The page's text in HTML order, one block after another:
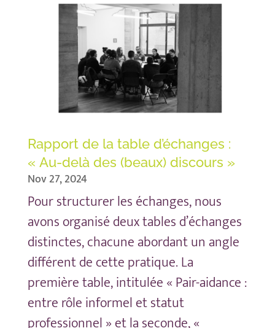
Rapport de la table d’échanges :
« Au-delà des (beaux) discours »
Nov 27, 2024
Pour structurer les échanges, nous
avons organisé deux tables d’échanges
distinctes, chacune abordant un angle
différent de cette pratique. La
première table, intitulée « Pair-aidance :
entre rôle informel et statut